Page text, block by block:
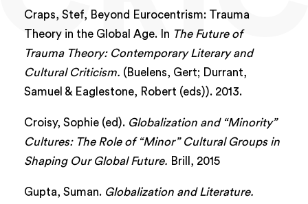
Craps, Stef, Beyond Eurocentrism: Trauma
Theory in the Global Age. In The Future of
Trauma Theory: Contemporary Literary and
Cultural Criticism. (Buelens, Gert; Durrant,
Samuel & Eaglestone, Robert (eds)). 2013.
Croisy, Sophie (ed). Globalization and “Minority”
Cultures: The Role of “Minor” Cultural Groups in
Shaping Our Global Future. Brill, 2015
Gupta, Suman. Globalization and Literature.